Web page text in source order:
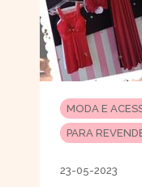
MODA E
PARA
23-05-2023